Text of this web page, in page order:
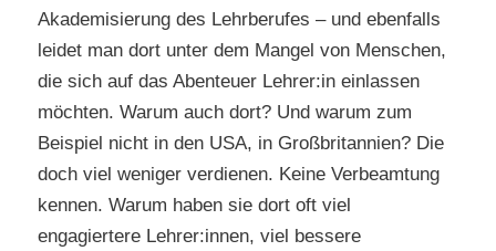
Akademisierung des Lehrberufes – und ebenfalls
leidet man dort unter dem Mangel von Menschen,
die sich auf das Abenteuer Lehrer:in einlassen
möchten. Warum auch dort? Und warum zum
Beispiel nicht in den USA, in Großbritannien? Die
doch viel weniger verdienen. Keine Verbeamtung
kennen. Warum haben sie dort oft viel
engagiertere Lehrer:innen, viel bessere